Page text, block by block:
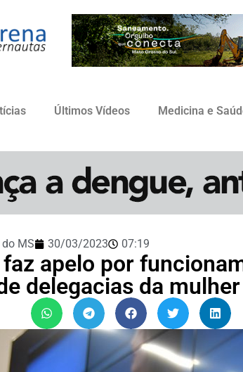
Últimos Vídeos Medicina e
MS 30/03/2023 07:19
apelo por
delegacias da mulher